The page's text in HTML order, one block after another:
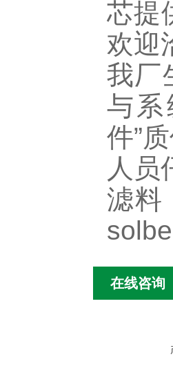
芯提
欢迎
我厂
与
件”
人员
滤料
在线咨询